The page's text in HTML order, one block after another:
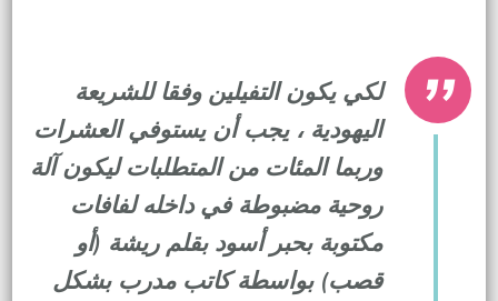
لكي يكون التفيلين وفقا للشريعة
اليهودية ، يجب أن يستوفي العشرات
وربما المئات من المتطلبات ليكون آلة
روحية مضبوطة في داخله لفافات
مكتوبة بحبر أسود بقلم ريشة (أو
قصب) بواسطة كاتب مدرب بشكل